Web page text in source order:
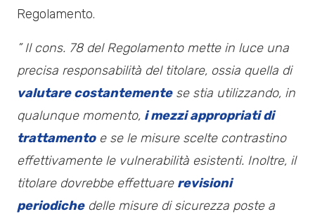
Regolamento.
” Il cons. 78 del Regolamento mette in luce una
precisa responsabilità del titolare, ossia quella di
valutare costantementese stia utilizzando, in
qualunque momento, i mezzi appropriati di
trattamentoe se le misure scelte contrastino
effettivamente le vulnerabilità esistenti. Inoltre, il
titolare dovrebbe effettuare revisioni
periodichedelle misure di sicurezza poste a